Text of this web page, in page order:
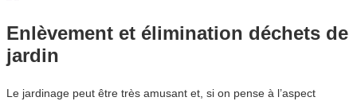
Enlèvement et élimination déchets de
jardin
Le jardinage peut être très amusant et, si on pense à l’aspect